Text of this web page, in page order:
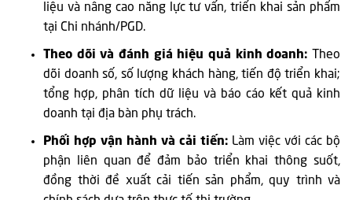
liệu và nâng cao năng lực tư vấn, triển khai sản phẩm
tại Chi nhánh/PGD.
Theo dõi và đánh giá hiệu quả kinh doanh: Theo
dõi doanh số, số lượng khách hàng, tiến độ triển khai;
tổng hợp, phân tích dữ liệu và báo cáo kết quả kinh
doanh tại địa bàn phụ trách.
Phối hợp vận hành và cải tiến: Làm việc với các bộ
phận liên quan để đảm bảo triển khai thông suốt,
đồng thời đề xuất cải tiến sản phẩm, quy trình và